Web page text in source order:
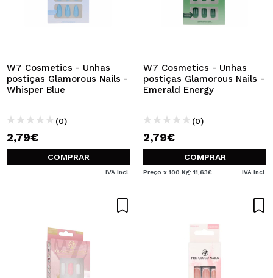
W7 Cosmetics - Unhas
postiças Glamorous Nails -
Whisper Blue
(0)
2,79€
COMPRAR
IVA Incl.
W7 Cosmetics - Unhas
postiças Glamorous Nails -
Emerald Energy
(0)
2,79€
COMPRAR
Preço x 100 Kg: 11,63€ IVA Incl.